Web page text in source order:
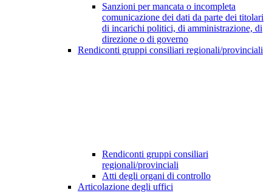
Sanzioni per mancata o incompleta
comunicazione dei dati da parte dei titolari
di incarichi politici, di amministrazione, di
direzione o di governo
Rendiconti gruppi consiliari regionali/provinciali
Rendiconti gruppi consiliari
regionali/provinciali
Atti degli organi di controllo
Articolazione degli uffici